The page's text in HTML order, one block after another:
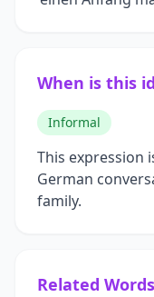
When is this
Informal
This expression
German
family.
Related Words